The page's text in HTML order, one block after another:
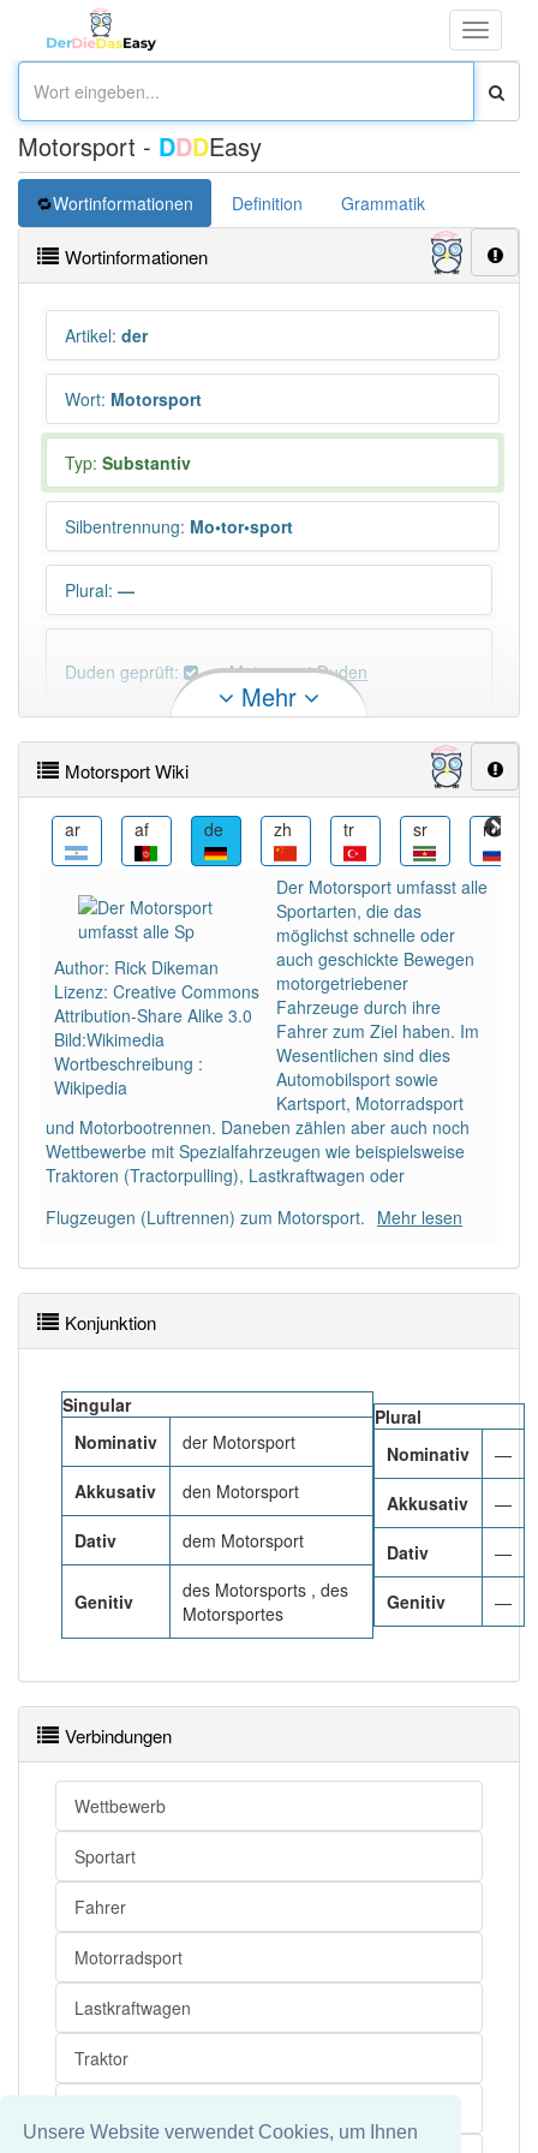
Unsere Website verwendet Cookies, um Ihnen
Toggle
Motorsport - DDDEasy
Wortinformationen Definition Grammatik
Wortinformationen
Artikel: der
Wort: Motorsport
Typ: Substantiv
Silbentrennung: Mo•tor•sport
Plural: —
Duden geprüft: Motorsport Duden
PowerIndex:3
Häufigkeit: 4 von 10
Wörter mit Endung -motorsport: 1
Wörter mit Endung-motorsportaber mit einem
anderen Artikel der: 0
84% unserer Spielapp-Nutzer haben den Artikel
korrekt erraten.
Mehr
Motorsport Wiki
ar af de zh tr sr ru
Author: Rick Dikeman
Lizenz: Creative Commons
Attribution-Share Alike 3.0
Bild:Wikimedia
Wortbeschreibung :
Wikipedia
Der Motorsport umfasst alle
Sportarten, die das
möglichst schnelle oder
auch geschickte Bewegen
motorgetriebener
Fahrzeuge durch ihre
Fahrer zum Ziel haben. Im
Wesentlichen sind dies
Automobilsport sowie
Kartsport, Motorradsport
und Motorbootrennen. Daneben zählen aber auch noch
Wettbewerbe mit Spezialfahrzeugen wie beispielsweise
Traktoren (Tractorpulling), Lastkraftwagen oder
Flugzeugen (Luftrennen) zum Motorsport. Mehr lesen
Konjunktion
Singular
Nominativ
der Motorsport
Akkusativ den Motorsport
Dativ dem Motorsport
Genitiv
des Motorsports , des
Motorsportes
Plural
Nominativ
—
Akkusativ —
Dativ —
Genitiv —
Verbindungen
Wettbewerb
Sportart
Fahrer
Motorradsport
Lastkraftwagen
Traktor